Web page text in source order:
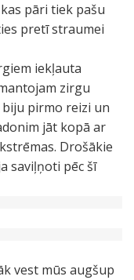
pāri tiek pašu
pretī straumei
iekļauta
zirgu
pirmo reizi un
jāt kopā ar
Drošākie
saviļņoti pēc šī
vest mūs augšup